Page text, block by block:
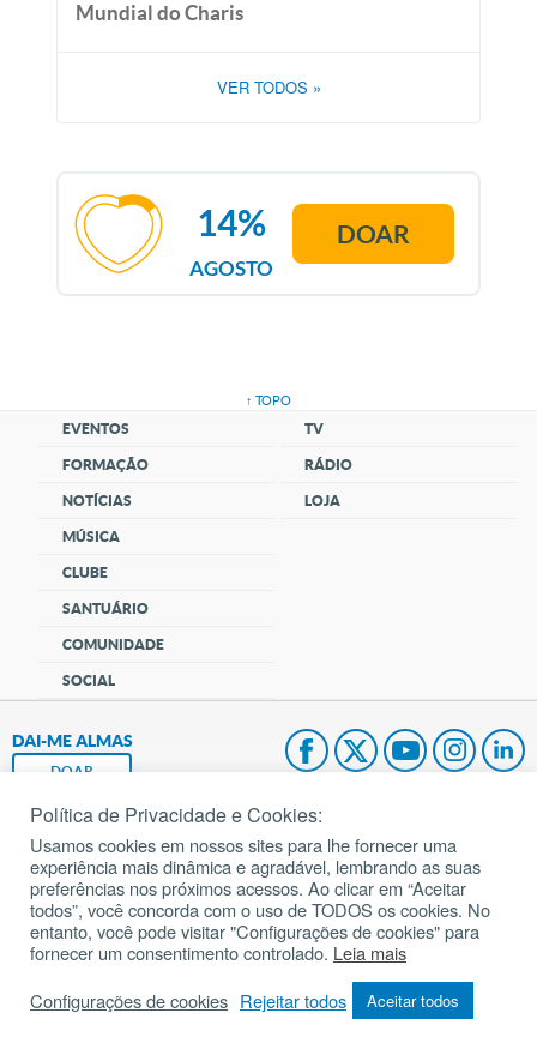
Mundial do Charis
VER TODOS »
AGOSTO
14% DOAR
↑ TOPO
EVENTOS
FORMAÇÃO
NOTÍCIAS
MÚSICA
CLUBE
SANTUÁRIO
COMUNIDADE
SOCIAL
TV
RÁDIO
LOJA
DAI-ME ALMAS
DOAR
Fundação João Paulo II
Pedido de Oração
Mapa do site
Todos os direitos reservados.
Política de Privacidade e Cookies:
Usamos cookies em nossos sites para lhe fornecer uma
experiência mais dinâmica e agradável, lembrando as suas
preferências nos próximos acessos. Ao clicar em “Aceitar
todos”, você concorda com o uso de TODOS os cookies. No
entanto, você pode visitar "Configurações de cookies" para
fornecer um consentimento controlado. Leia mais
Configurações de cookies Rejeitar todos Aceitar todos